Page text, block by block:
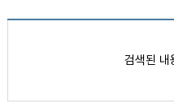
검색된 내